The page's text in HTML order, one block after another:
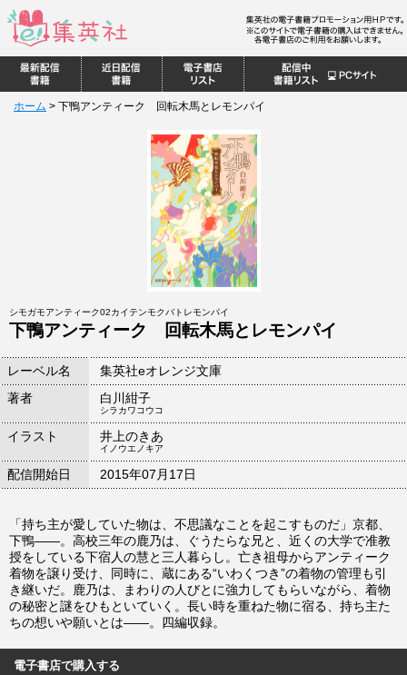
ホーム > 下鴨アンティーク 回転木馬とレモンパイ
シモガモアンティーク02カイテンモクバトレモンパイ
下鴨アンティーク 回転木馬とレモンパイ
レーベル名
集英社eオレンジ文庫
著者
白川紺子
シラカワコウコ
イラスト 井上のきあ
イノウエノキア
配信開始日 2015年07月17日
「持ち主が愛していた物は、不思議なことを起こすものだ」京都、
下鴨――。高校三年の鹿乃は、ぐうたらな兄と、近くの大学で准教
授をしている下宿人の慧と三人暮らし。亡き祖母からアンティーク
着物を譲り受け、同時に、蔵にある“いわくつき”の着物の管理も引
き継いだ。鹿乃は、まわりの人びとに強力してもらいながら、着物
の秘密と謎をひもといていく。長い時を重ねた物に宿る、持ち主た
ちの想いや願いとは――。四編収録。
電子書店で購入する